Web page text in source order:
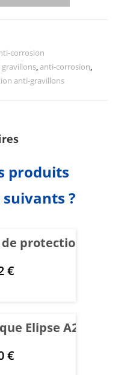
corrosion
,anti-corrosion,
anti-gravillons
produits
?
de protection des
€
Elipse A2P3
€